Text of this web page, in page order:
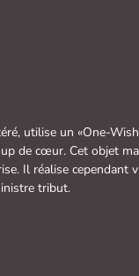
utilise un «One-
de cœur. Cet objet
Il réalise cependant
tribut.